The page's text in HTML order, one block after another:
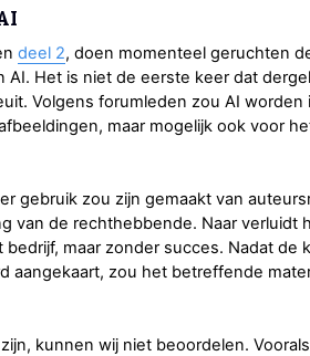
deel 2, doen momenteel geruchten
AI. Het is niet de eerste keer dat
Volgens forumleden zou AI
maar mogelijk ook voor
gebruik zou zijn gemaakt van
van de rechthebbende. Naar verluidt
maar zonder succes. Nadat de
aangekaart, zou het betreffende
kunnen wij niet beoordelen.